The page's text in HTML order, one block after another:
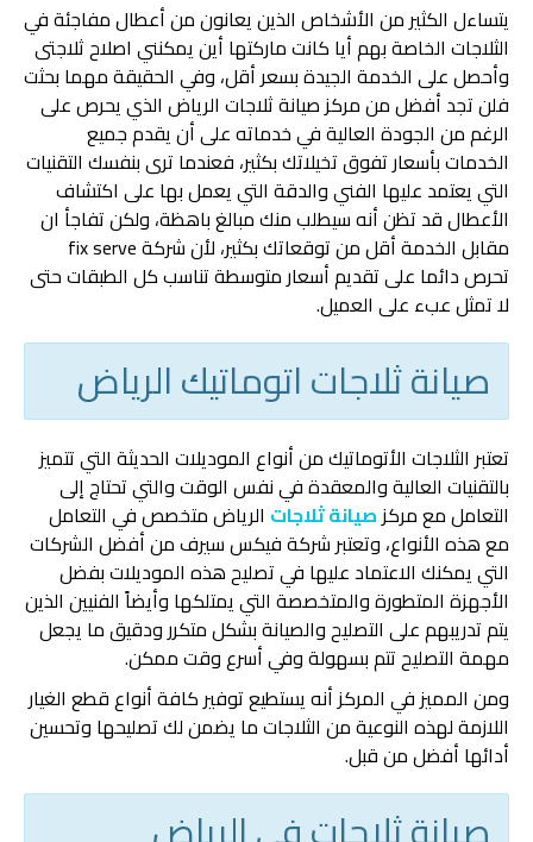
يتساءل الكثير من الأشخاص الذين يعانون من أعطال مفاجئة في
الثلاجات الخاصة بهم أيا كانت ماركتها أين يمكنني اصلاح ثلاجتى
وأحصل على الخدمة الجيدة بسعر أقل، وفي الحقيقة مهما بحثت
فلن تجد أفضل من مركز صيانة ثلاجات الرياض الذي يحرص على
الرغم من الجودة العالية في خدماته على أن يقدم جميع
الخدمات بأسعار تفوق تخيلاتك بكثير، فعندما ترى بنفسك التقنيات
التي يعتمد عليها الفني والدقة التي يعمل بها على اكتشاف
الأعطال قد تظن أنه سيطلب منك مبالغ باهظة، ولكن تفاجأ ان
مقابل الخدمة أقل من توقعاتك بكثير، لأن شركة fix serve
تحرص دائما على تقديم أسعار متوسطة تناسب كل الطبقات حتى
لا تمثل عبء على العميل.
صيانة ثلاجات اتوماتيك الرياض
تعتبر الثلاجات الأتوماتيك من أنواع الموديلات الحديثة التي تتميز
بالتقنيات العالية والمعقدة في نفس الوقت والتي تحتاج إلى
التعامل مع مركزصيانة ثلاجات الرياض متخصص في التعامل
مع هذه الأنواع، وتعتبر شركة فيكس سيرف من أفضل الشركات
التي يمكنك الاعتماد عليها في تصليح هذه الموديلات بفضل
الأجهزة المتطورة والمتخصصة التي يمتلكها وأيضاً الفنيين الذين
يتم تدريبهم على التصليح والصيانة بشكل متكرر ودقيق ما يجعل
مهمة التصليح تتم بسهولة وفي أسرع وقت ممكن.
ومن المميز في المركز أنه يستطيع توفير كافة أنواع قطع الغيار
اللازمة لهذه النوعية من الثلاجات ما يضمن لك تصليحها وتحسين
أدائها أفضل من قبل.